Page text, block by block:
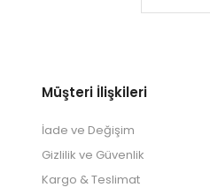
Müşteri İlişkileri
İade ve Değişim
Gizlilik ve Güvenlik
Kargo & Teslimat